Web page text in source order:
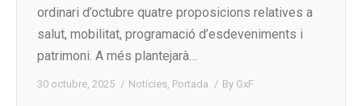
ordinari d’octubre quatre proposicions relatives a
salut, mobilitat, programació d’esdeveniments i
patrimoni. A més plantejarà…
30 octubre, 2025 Notícies, Portada By GxF